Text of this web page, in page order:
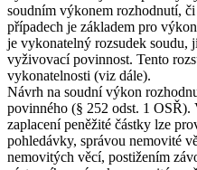
soudním výkonem rozhodnutí,
případech je základem pro
je vykonatelný rozsudek soudu,
vyživovací povinnost. Tento
vykonatelnosti (viz dále).
Návrh na soudní výkon
povinného (§ 252 odst. 1
zaplacení peněžité částky lze
pohledávky, správou nemovité
nemovitých věcí, postižením